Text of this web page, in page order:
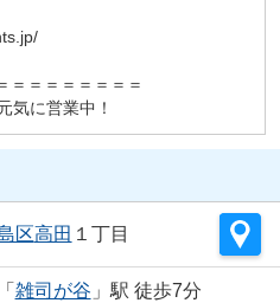
＝＝＝＝＝＝＝＝
気に営業中！
区高田 １丁目
「 雑司が谷 」駅 徒歩7分